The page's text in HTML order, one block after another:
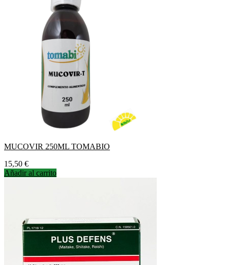
MUCOVIR 250ML TOMABIO
Precio
15,50 €
Añadir al carrito